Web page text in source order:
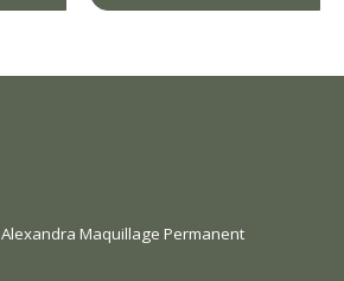
Alexandra Maquillage Permanent